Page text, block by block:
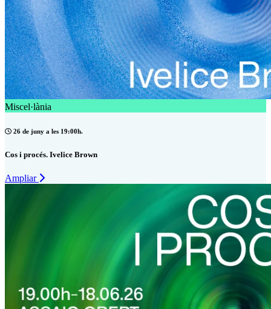
Miscel·lània
26 de juny a les 19:00h.
Cos i procés. Ivelice Brown
Ampliar